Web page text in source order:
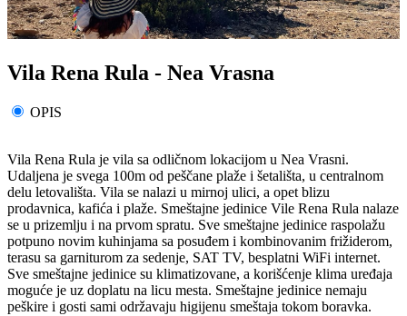
Vila Rena Rula - Nea Vrasna
OPIS
Vila Rena Rula je vila sa odličnom lokacijom u Nea Vrasni.
Udaljena je svega 100m od peščane plaže i šetališta, u centralnom
delu letovališta. Vila se nalazi u mirnoj ulici, a opet blizu
prodavnica, kafića i plaže. Smeštajne jedinice Vile Rena Rula nalaze
se u prizemlju i na prvom spratu. Sve smeštajne jedinice raspolažu
potpuno novim kuhinjama sa posuđem i kombinovanim frižiderom,
terasu sa garniturom za sedenje, SAT TV, besplatni WiFi internet.
Sve smeštajne jedinice su klimatizovane, a korišćenje klima uređaja
moguće je uz doplatu na licu mesta. Smeštajne jedinice nemaju
peškire i gosti sami održavaju higijenu smeštaja tokom boravka.